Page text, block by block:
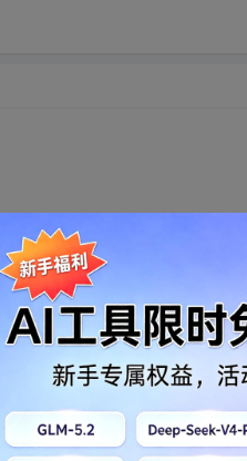
很高深的编程知识。。。
转发到动态 举报